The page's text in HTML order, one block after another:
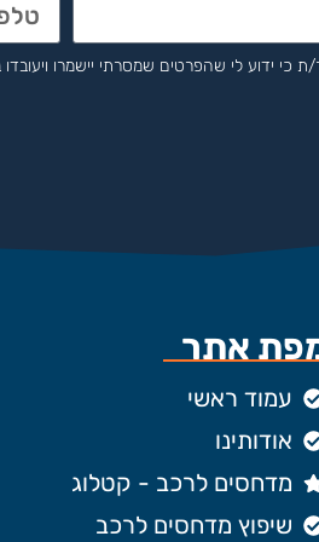
ידוע לי שהפרטים שמסרתי יישמרו ויעובדו בהתאם לחוק
אתר
עמוד ראשי
אודותינו
מדחסים לרכב - קטלוג
שיפוץ מדחסים לרכב